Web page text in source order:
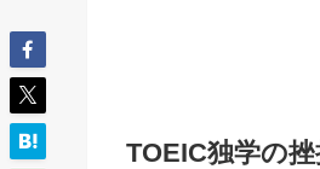
TOEIC独学の